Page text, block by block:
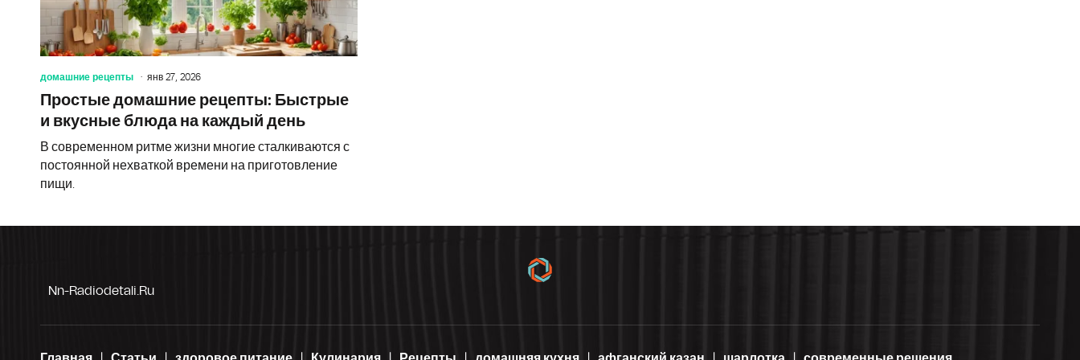
домашние рецепты янв 27, 2026
Простые домашние рецепты: Быстрые
и вкусные блюда на каждый день
В современном ритме жизни многие сталкиваются с
постоянной нехваткой времени на приготовление
пищи.
Nn-Radiodetali.ru